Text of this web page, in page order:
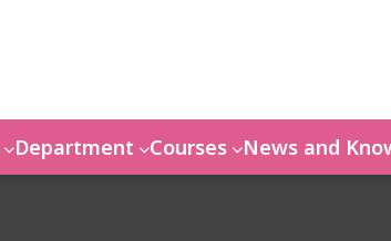
Department Courses News and